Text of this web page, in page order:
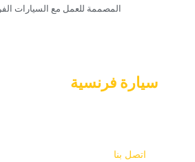
المصممة للعمل مع السيارات
‏سيارة فرنسية‏
‏اتصل بنا‏